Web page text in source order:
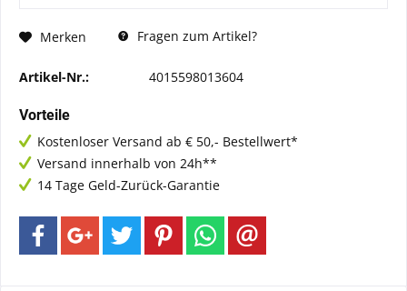
Merken Fragen zum Artikel?
Artikel-Nr.: 4015598013604
Vorteile
Kostenloser Versand ab € 50,- Bestellwert*
Versand innerhalb von 24h**
14 Tage Geld-Zurück-Garantie